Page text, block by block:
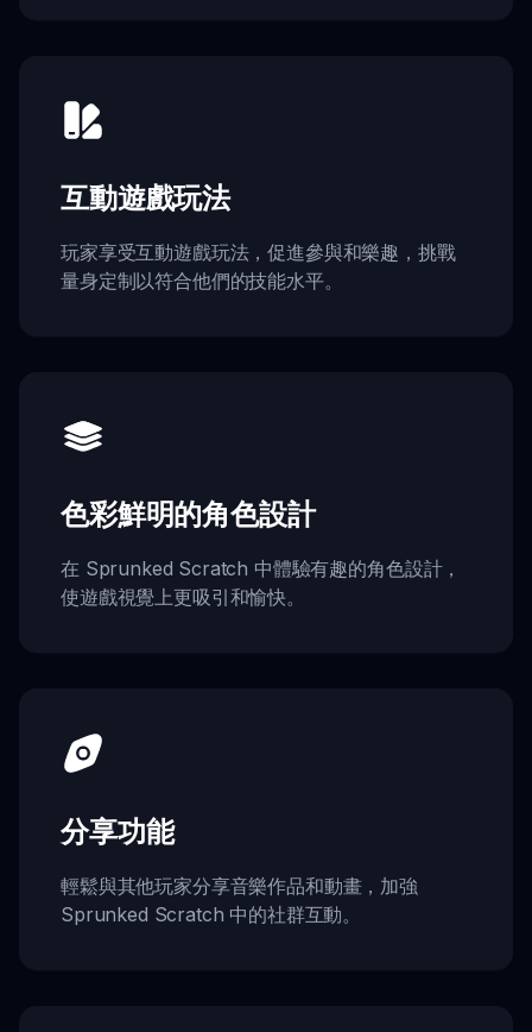
互動遊戲玩法
玩家享受互動遊戲玩法，促進參與和樂趣，挑戰
量身定制以符合他們的技能水平。
色彩鮮明的角色設計
在 Sprunked Scratch 中體驗有趣的角色設計，
使遊戲視覺上更吸引和愉快。
分享功能
輕鬆與其他玩家分享音樂作品和動畫，加強
Sprunked Scratch 中的社群互動。